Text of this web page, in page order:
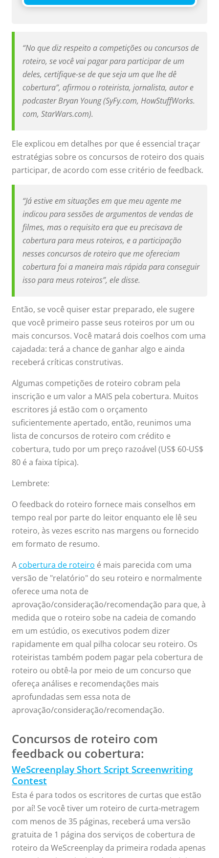
“No que diz respeito a competições ou concursos de
roteiro, se você vai pagar para participar de um
deles, certifique-se de que seja um que lhe dê
cobertura”, afirmou o roteirista, jornalista, autor e
podcaster Bryan Young (SyFy.com, HowStuffWorks.
com, StarWars.com).
Ele explicou em detalhes por que é essencial traçar
estratégias sobre os concursos de roteiro dos quais
participar, de acordo com esse critério de feedback.
“Já estive em situações em que meu agente me
indicou para sessões de argumentos de vendas de
filmes, mas o requisito era que eu precisava de
cobertura para meus roteiros, e a participação
nesses concursos de roteiro que me ofereciam
cobertura foi a maneira mais rápida para conseguir
isso para meus roteiros”, ele disse.
Então, se você quiser estar preparado, ele sugere
que você primeiro passe seus roteiros por um ou
mais concursos. Você matará dois coelhos com uma
cajadada: terá a chance de ganhar algo e ainda
receberá críticas construtivas.
Algumas competições de roteiro cobram pela
inscrição e um valor a MAIS pela cobertura. Muitos
escritores já estão com o orçamento
suficientemente apertado, então, reunimos uma
lista de concursos de roteiro com crédito e
cobertura, tudo por um preço razoável (US$ 60-US$
80 é a faixa típica).
Lembrete:
O feedback do roteiro fornece mais conselhos em
tempo real por parte do leitor enquanto ele lê seu
roteiro, às vezes escrito nas margens ou fornecido
em formato de resumo.
A cobertura de roteiro é mais parecida com uma
versão de "relatório" do seu roteiro e normalmente
oferece uma nota de
aprovação/consideração/recomendação para que, à
medida que o roteiro sobe na cadeia de comando
em um estúdio, os executivos podem dizer
rapidamente em qual pilha colocar seu roteiro. Os
roteiristas também podem pagar pela cobertura de
roteiro ou obtê-la por meio de um concurso que
ofereça análises e recomendações mais
aprofundadas sem essa nota de
aprovação/consideração/recomendação.
Concursos de roteiro com
feedback ou cobertura:
WeScreenplay Short Script Screenwriting
Contest
Esta é para todos os escritores de curtas que estão
por aí! Se você tiver um roteiro de curta-metragem
com menos de 35 páginas, receberá uma versão
gratuita de 1 página dos serviços de cobertura de
roteiro da WeScreenplay da primeira rodada apenas